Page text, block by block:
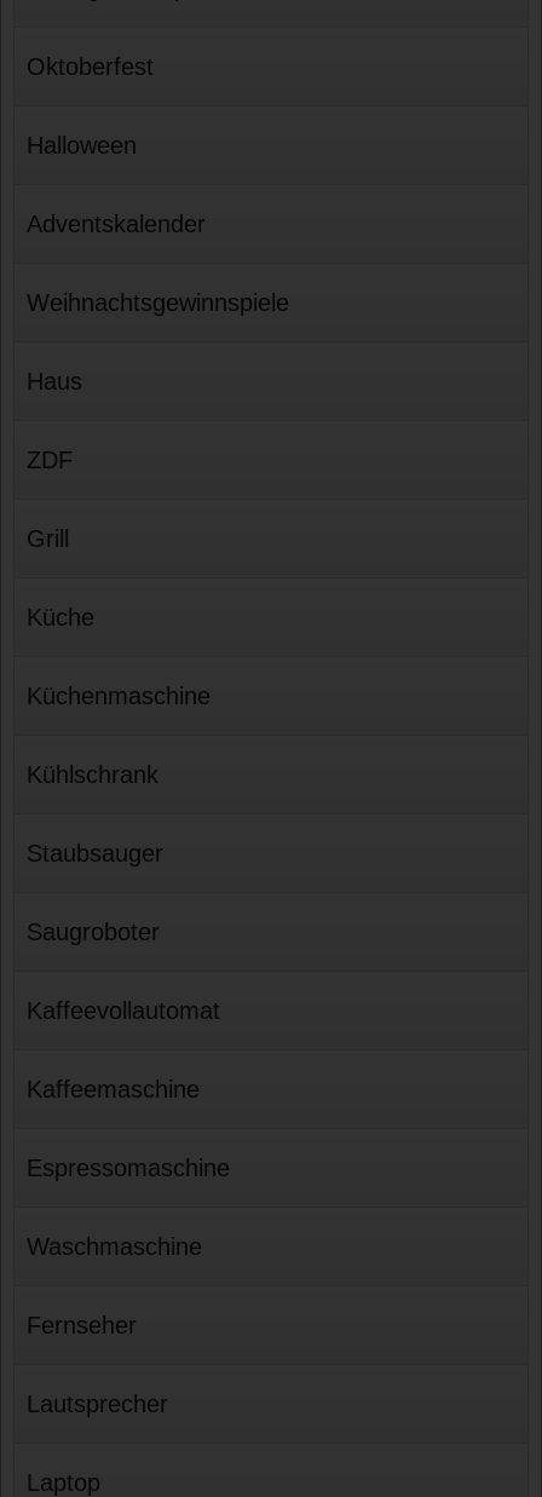
Oktoberfest
Halloween
Adventskalender
Weihnachtsgewinnspiele
Haus
ZDF
Grill
Küche
Küchenmaschine
Kühlschrank
Staubsauger
Saugroboter
Kaffeevollautomat
Kaffeemaschine
Espressomaschine
Waschmaschine
Fernseher
Lautsprecher
Laptop